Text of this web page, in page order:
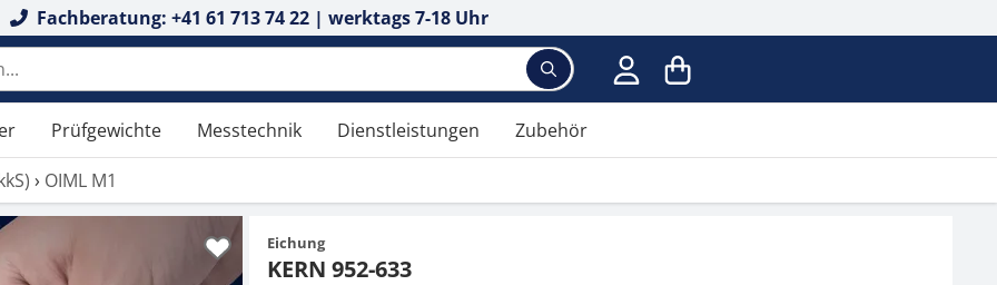
Fachberatung: +41 61 713 74 22 | werktags 7-18 Uhr
Prüfgewichte Messtechnik Dienstleistungen Zubehör
› OIML M1
Eichung
KERN 952-633